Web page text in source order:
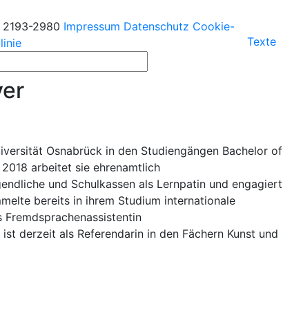
2193-2980 Impressum Datenschutz Cookie-
Texte
Osnabrück in den Studiengängen Bachelor of
arbeitet sie ehrenamtlich
und Schulkassen als Lernpatin und engagiert
bereits in ihrem Studium internationale
derzeit als Referendarin in den Fächern Kunst und